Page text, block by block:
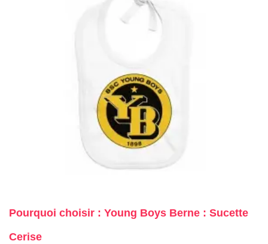
Pourquoi choisir : Young Boys Berne : Sucette
Cerise